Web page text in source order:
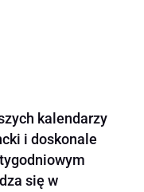
kalendarzy
i doskonale
się w